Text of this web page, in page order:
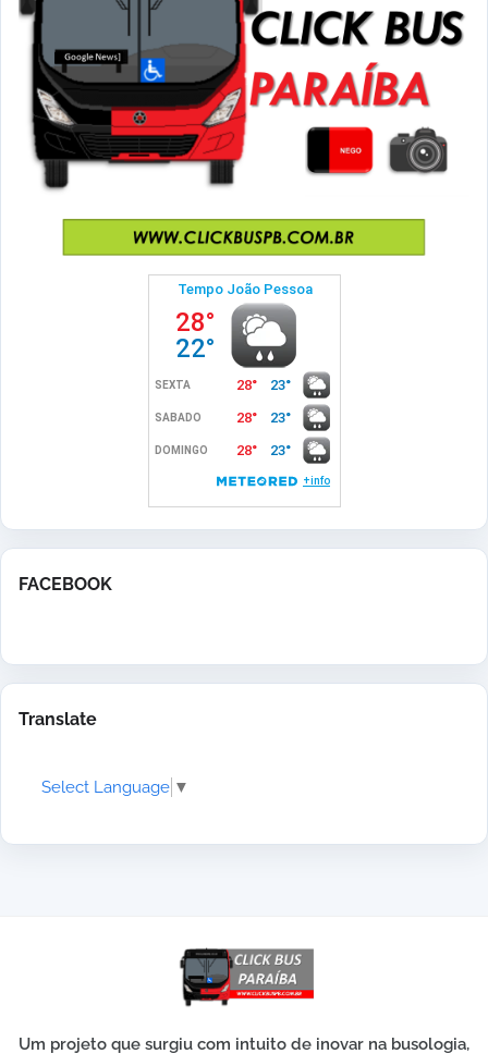
FACEBOOK
Translate
Select Language ▼
Um projeto que surgiu com intuito de inovar na busologia,